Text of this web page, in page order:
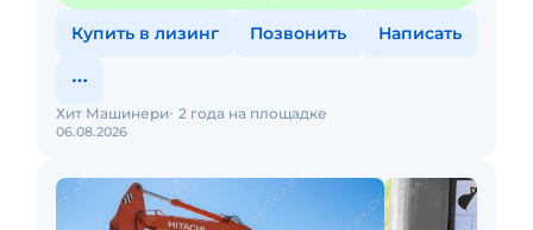
Купить в лизинг Позвонить Написать
06.08.2026
Хит Машинери 2 года на площадке